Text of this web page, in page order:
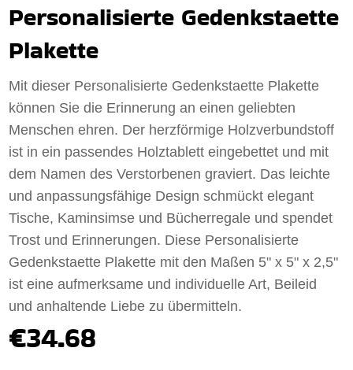
Personalisierte Gedenkstaette
Plakette
Mit dieser Personalisierte Gedenkstaette Plakette
können Sie die Erinnerung an einen geliebten
Menschen ehren. Der herzförmige Holzverbundstoff
ist in ein passendes Holztablett eingebettet und mit
dem Namen des Verstorbenen graviert. Das leichte
und anpassungsfähige Design schmückt elegant
Tische, Kaminsimse und Bücherregale und spendet
Trost und Erinnerungen. Diese Personalisierte
Gedenkstaette Plakette mit den Maßen 5" x 5" x 2,5"
ist eine aufmerksame und individuelle Art, Beileid
und anhaltende Liebe zu übermitteln.
€34.68